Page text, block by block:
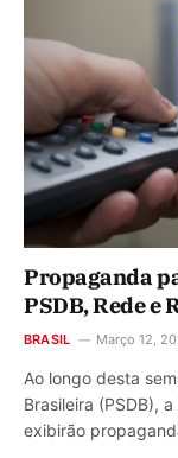
Propaganda
PSDB, Rede e
BRASIL Março 12,
Ao longo desta
Brasileira (PSDB),
exibirão